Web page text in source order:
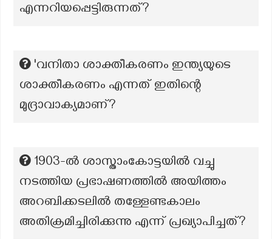
എന്നറിയപ്പെട്ടിരുന്നത്?
'വനിതാ ശാക്തീകരണം ഇന്ത്യയുടെ
ശാക്തീകരണം എന്നത് ഇതിന്റെ
മുദ്രാവാക്യമാണ്?
1903-ല്‍ ശാസ്താംകോട്ടയില്‍ വച്ചു
നടത്തിയ പ്രഭാഷണത്തില്‍ അയിത്തം
അറബിക്കടലില്‍ തള്ളേണ്ടകാലം
അതിക്രമിച്ചിരിക്കുന്നു എന്ന് പ്രഖ്യാപിച്ചത്?